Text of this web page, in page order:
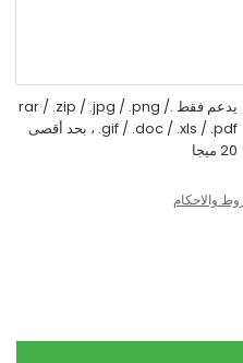
يدعم فقط .rar / .zip / .jpg / .png /
.gif / .doc / .xls / .pdf ، بحد أقصى
20 ميجا
والاحكام